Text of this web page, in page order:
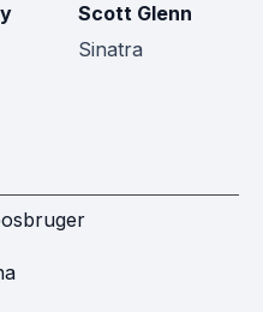
Scott Glenn
Sinatra